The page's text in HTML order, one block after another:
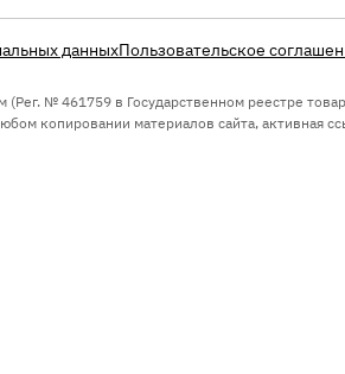
данныхПользовательское
№ 461759 в Государственном реестре
копировании материалов сайта, активная